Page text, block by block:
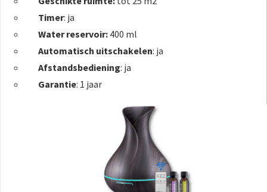
Timer: ja
Water reservoir: 400 ml
Automatisch uitschakelen: ja
Afstandsbediening: ja
Garantie: 1 jaar